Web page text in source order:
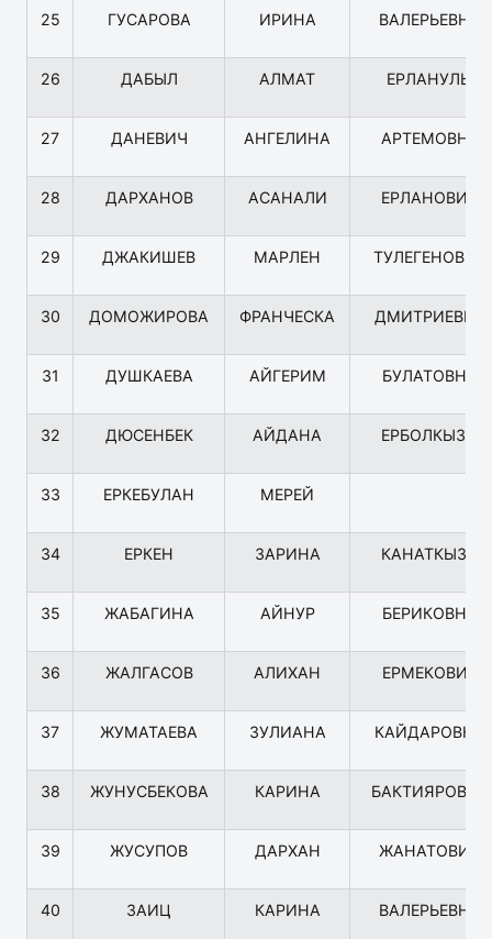
25 ГУСАРОВА ИРИНА ВАЛЕРЬЕВНА
26 ДАБЫЛ АЛМАТ ЕРЛАНУЛЫ
27 ДАНЕВИЧ АНГЕЛИНА АРТЕМОВНА
28 ДАРХАНОВ АСАНАЛИ ЕРЛАНОВИЧ
29 ДЖАКИШЕВ МАРЛЕН ТУЛЕГЕНОВИЧ
30 ДОМОЖИРОВА ФРАНЧЕСКА ДМИТРИЕВНА
31 ДУШКАЕВА АЙГЕРИМ БУЛАТОВНА
32 ДЮСЕНБЕК АЙДАНА ЕРБОЛКЫЗЫ
33 ЕРКЕБУЛАН МЕРЕЙ
34 ЕРКЕН ЗАРИНА КАНАТКЫЗЫ
35 ЖАБАГИНА АЙНУР БЕРИКОВНА
36 ЖАЛГАСОВ АЛИХАН ЕРМЕКОВИЧ
37 ЖУМАТАЕВА ЗУЛИАНА КАЙДАРОВНА
38 ЖУНУСБЕКОВА КАРИНА БАКТИЯРОВНА
39 ЖУСУПОВ ДАРХАН ЖАНАТОВИЧ
40 ЗАИЦ КАРИНА ВАЛЕРЬЕВНА